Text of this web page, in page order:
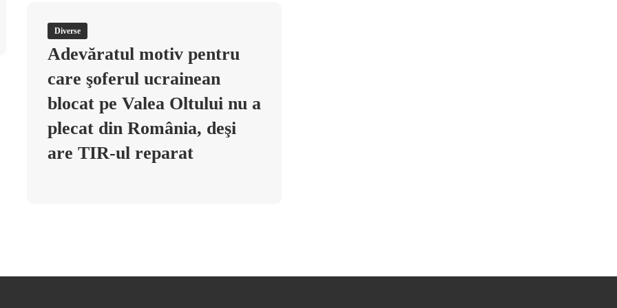
Diverse
Adevăratul motiv pentru
care şoferul ucrainean
blocat pe Valea Oltului nu a
plecat din România, deşi
are TIR-ul reparat